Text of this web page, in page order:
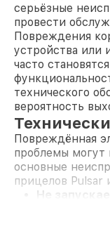
серьёзные
провести
Повреждения
устройства или
часто
технического
вероятность
Повреждённая
проблемы могут
основные
прицелов Pulsar
Не
быть
батарейным